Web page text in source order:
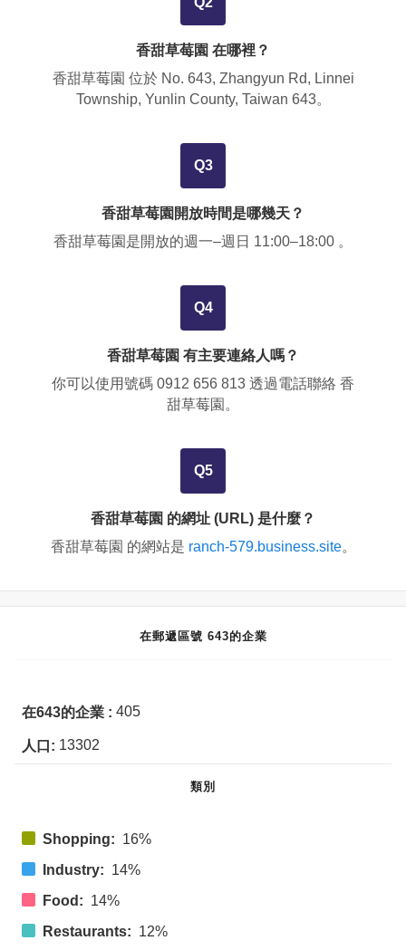
香甜草莓園 在哪裡？
香甜草莓園 位於 No. 643, Zhangyun Rd, Linnei
Township, Yunlin County, Taiwan 643。
Q3
香甜草莓園開放時間是哪幾天？
香甜草莓園是開放的週一–週日 11:00–18:00 。
Q4
香甜草莓園 有主要連絡人嗎？
你可以使用號碼 0912 656 813 透過電話聯絡 香
甜草莓園。
Q5
香甜草莓園 的網址 (URL) 是什麼？
香甜草莓園 的網站是 ranch-579.business.site。
在郵遞區號 643的企業
在643的企業 : 405
人口: 13302
類別
Shopping: 16%
Industry: 14%
Food: 14%
Restaurants: 12%